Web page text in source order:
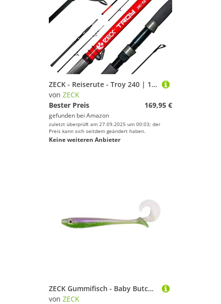
ZECK - Reiserute - Troy 240 | 150g - Spinnfischen
von ZECK
Bester Preis
169,95 €
gefunden bei Amazon
zuletzt überprüft am 27.09.2025 um 00:03; der
Preis kann sich seitdem geändert haben.
Keine weiteren Anbieter
ZECK Gummifisch - Baby Butcher | 14 cm - VIO Greenie DLX
von ZECK